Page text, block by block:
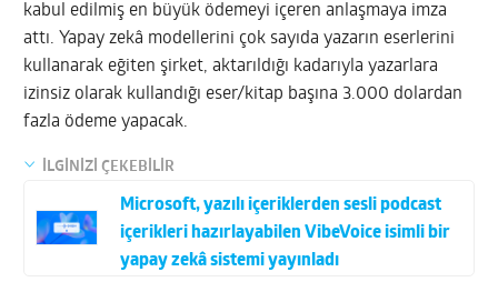
kabul edilmiş en büyük ödemeyi içeren anlaşmaya imza
attı. Yapay zekâ modellerini çok sayıda yazarın eserlerini
kullanarak eğiten şirket, aktarıldığı kadarıyla yazarlara
izinsiz olarak kullandığı eser/kitap başına 3.000 dolardan
fazla ödeme yapacak.
İLGİNİZİ ÇEKEBİLİR
Microsoft, yazılı içeriklerden sesli podcast
içerikleri hazırlayabilen VibeVoice isimli bir
yapay zekâ sistemi yayınladı